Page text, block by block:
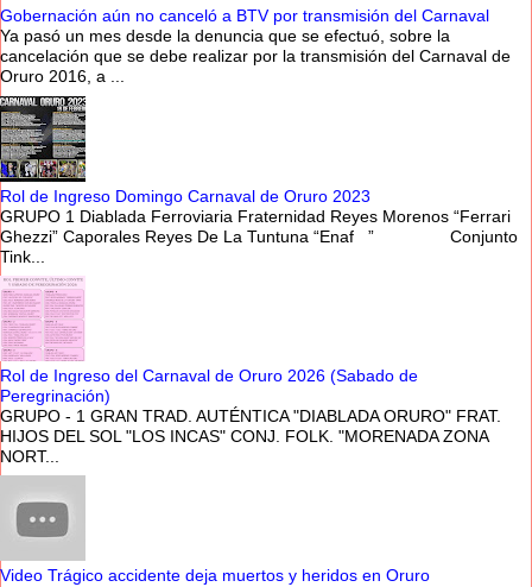
Gobernación aún no canceló a BTV por transmisión del Carnaval
Ya pasó un mes desde la denuncia que se efectuó, sobre la
cancelación que se debe realizar por la transmisión del Carnaval de
Oruro 2016, a ...
Rol de Ingreso Domingo Carnaval de Oruro 2023
GRUPO 1 Diablada Ferroviaria Fraternidad Reyes Morenos “Ferrari
Ghezzi” Caporales Reyes De La Tuntuna “Enaf ” Conjunto
Tink...
Rol de Ingreso del Carnaval de Oruro 2026 (Sabado de
Peregrinación)
GRUPO - 1 GRAN TRAD. AUTÉNTICA "DIABLADA ORURO" FRAT.
HIJOS DEL SOL "LOS INCAS" CONJ. FOLK. "MORENADA ZONA
NORT...
Video Trágico accidente deja muertos y heridos en Oruro